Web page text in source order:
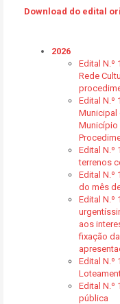
Download do edital
2026
Edital N.º
Rede
Edital N.º
Municipal
Município
Edital N.º
terrenos
Edital N.º
do mês
Edital N.º
aos
fixação
Edital N.º
Edital N.º
pública